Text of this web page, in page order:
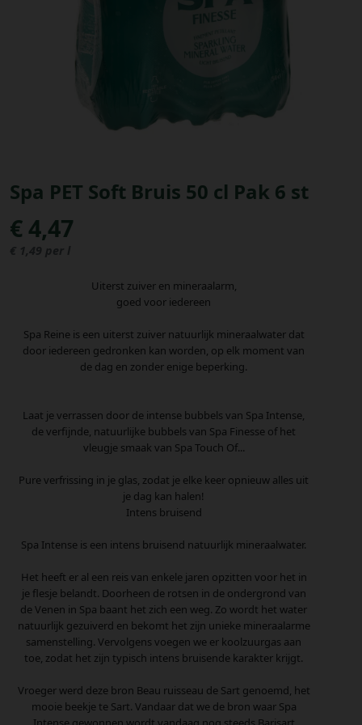
Spa PET Soft Bruis 50 cl Pak 6 st
€ 4,47
€ 1,49 per l
Uiterst zuiver en mineraalarm,
goed voor iedereen
Spa Reine is een uiterst zuiver natuurlijk mineraalwater dat
door iedereen gedronken kan worden, op elk moment van
de dag en zonder enige beperking.
Laat je verrassen door de intense bubbels van Spa Intense,
de verfijnde, natuurlijke bubbels van Spa Finesse of het
vleugje smaak van Spa Touch Of...
Pure verfrissing in je glas, zodat je elke keer opnieuw alles uit
je dag kan halen!
Intens bruisend
Spa Intense is een intens bruisend natuurlijk mineraalwater.
Het heeft er al een reis van enkele jaren opzitten voor het in
je flesje belandt. Doorheen de rotsen in de ondergrond van
de Venen in Spa baant het zich een weg. Zo wordt het water
natuurlijk gezuiverd en bekomt het zijn unieke mineraalarme
samenstelling. Vervolgens voegen we er koolzuurgas aan
toe, zodat het zijn typisch intens bruisende karakter krijgt.
Vroeger werd deze bron Beau ruisseau de Sart genoemd, het
mooie beekje te Sart. Vandaar dat we de bron waar Spa